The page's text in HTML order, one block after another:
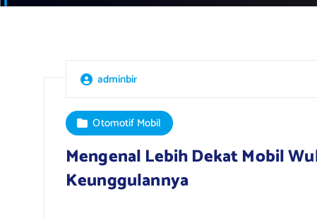
adminbir
Otomotif Mobil
Mengenal Lebih Dekat Mobil
Keunggulannya